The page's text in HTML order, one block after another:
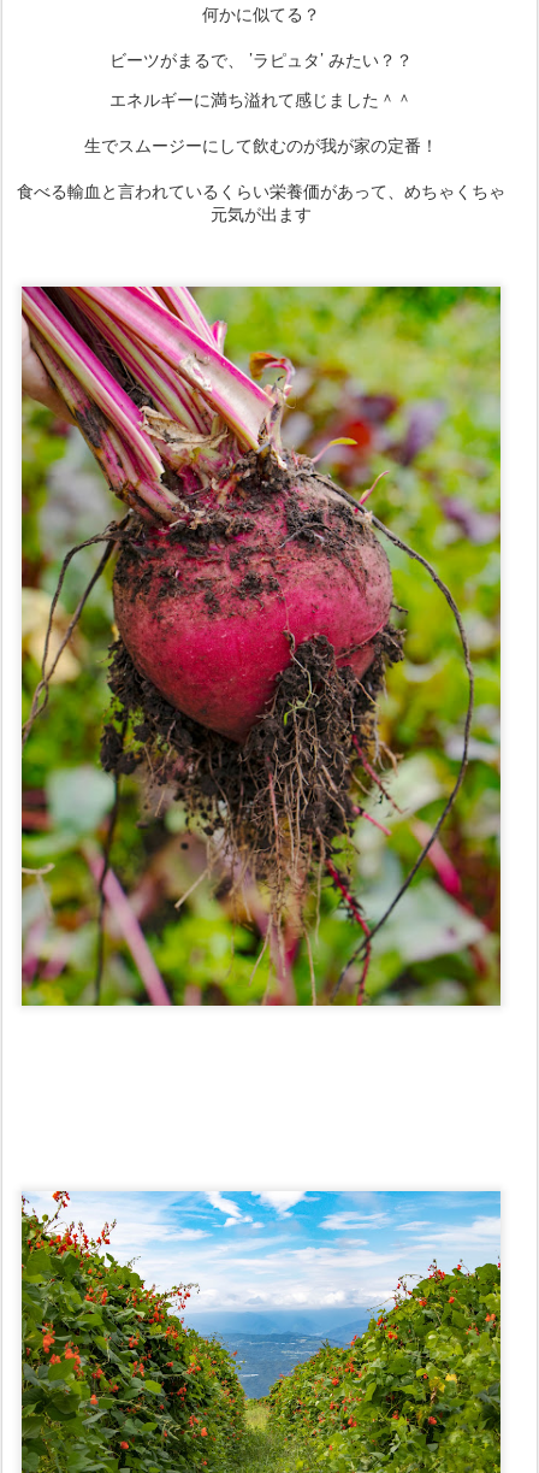
何かに似てる？
ビーツがまるで、 ’ラピュタ’ みたい？？
エネルギーに満ち溢れて感じました＾＾
生でスムージーにして飲むのが我が家の定番！
食べる輸血と言われているくらい栄養価があって、めちゃくちゃ
元気が出ます